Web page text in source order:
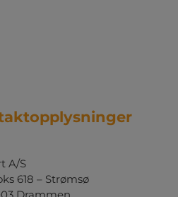
A/S
618 – Strømsø